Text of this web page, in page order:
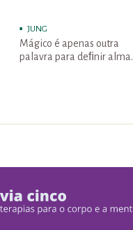
JUNG
Mágico é apenas outra
palavra para deﬁnir alma.